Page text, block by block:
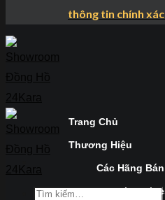
thông tin chính
Trang Chủ
Thương Hiệu
Các Hãng